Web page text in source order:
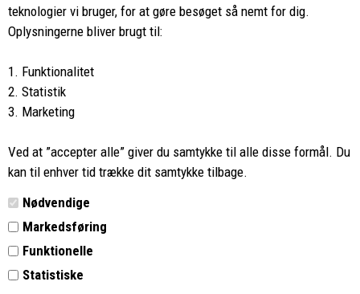
teknologier vi bruger, for at gøre besøget så nemt for dig.
Oplysningerne bliver brugt til:
1. Funktionalitet
2. Statistik
3. Marketing
Ved at ”accepter alle” giver du samtykke til alle disse formål. Du
kan til enhver tid trække dit samtykke tilbage.
Nødvendige
Markedsføring
Funktionelle
Statistiske
8662 2113
Vi glæder os til at se dig